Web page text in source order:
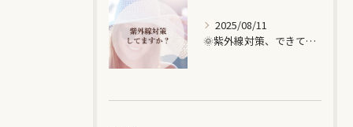
2025/08/11
🌞紫外線対策、できていますか？🌞